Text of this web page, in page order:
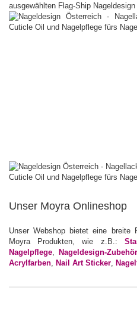
ausgewählten Flag-Ship
Unser Moyra Onlineshop
Unser Webshop bietet eine breite
Moyra Produkten, wie z.B.:
Nagelpflege
Nageldesign-Zubehör
Acrylfarben Nail Art Sticker